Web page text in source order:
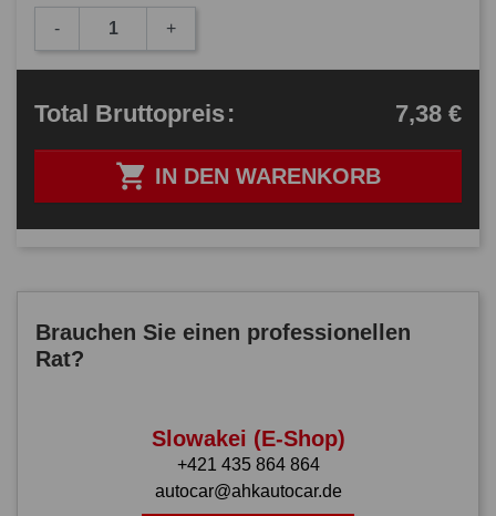
- +
 IN DEN WARENKORB
Total Bruttopreis: 7,38 €
Brauchen Sie einen professionellen
Rat?
Slowakei (E-Shop)
+421 435 864 864
autocar@ahkautocar.de